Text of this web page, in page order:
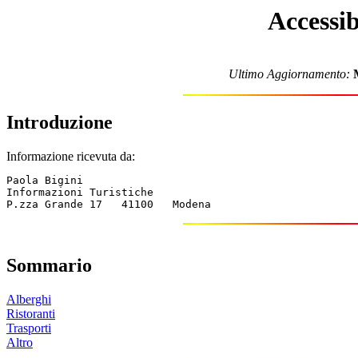
Ultimo Aggiornamento:
Introduzione
Informazione ricevuta da:
Paola Bigini
Informazioni Turistiche
Sommario
Alberghi
Ristoranti
Trasporti
Altro